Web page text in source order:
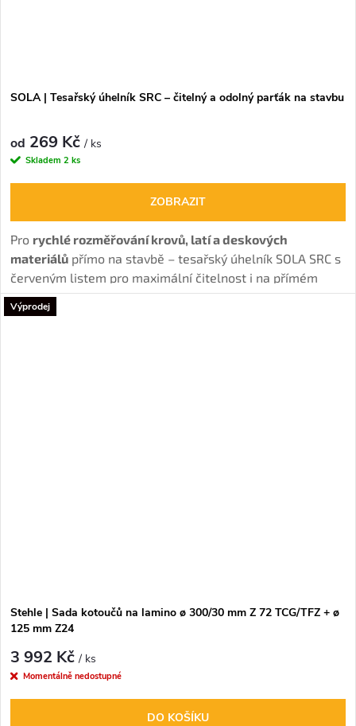
SOLA | Tesařský úhelník SRC – čitelný a odolný parťák na stavbu
od 269 Kč/ ks
Skladem 2 ks
ZOBRAZIT
Pro rychlé rozměřování krovů, latí a deskových
materiálů přímo na stavbě – tesařský úhelník SOLA SRC s
červeným listem pro maximální čitelnost i na přímém
slunci.
Výprodej
Stehle | Sada kotoučů na lamino ø 300/30 mm Z 72 TCG/TFZ + ø
125 mm Z24
3 992 Kč/ ks
Momentálně nedostupné
DO KOŠÍKU